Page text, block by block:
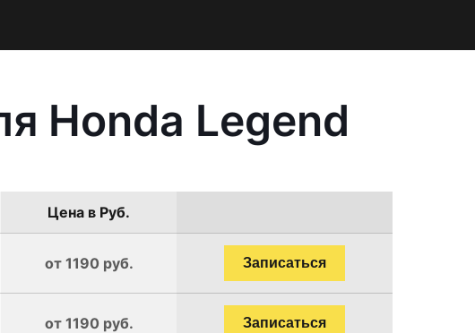
Honda Legend
Цена в Руб.
от 1190 руб. Записаться
от 1190 руб. Записаться